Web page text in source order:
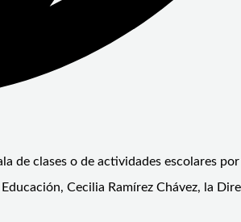
de clases o de actividades escolares
Cecilia Ramírez Chávez, la